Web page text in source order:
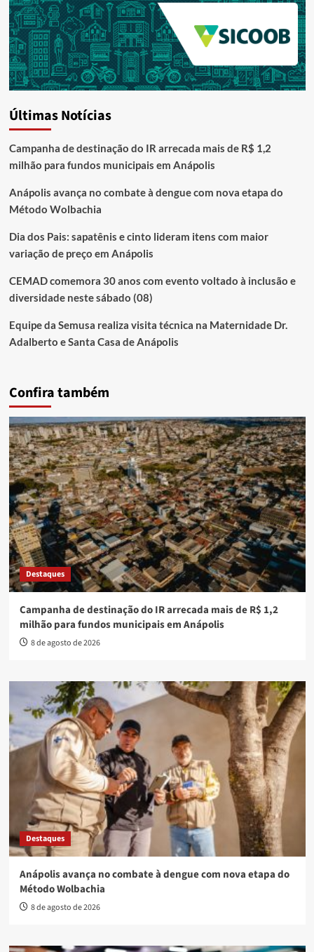
Últimas Notícias
Campanha de destinação do IR arrecada mais de R$ 1,2
milhão para fundos municipais em Anápolis
Anápolis avança no combate à dengue com nova etapa do
Método Wolbachia
Dia dos Pais: sapatênis e cinto lideram itens com maior
variação de preço em Anápolis
CEMAD comemora 30 anos com evento voltado à inclusão e
diversidade neste sábado (08)
Equipe da Semusa realiza visita técnica na Maternidade Dr.
Adalberto e Santa Casa de Anápolis
Confira também
Destaques
Campanha de destinação do IR arrecada mais de R$ 1,2
milhão para fundos municipais em Anápolis
8 de agosto de 2026
Destaques
Anápolis avança no combate à dengue com nova etapa do
Método Wolbachia
8 de agosto de 2026